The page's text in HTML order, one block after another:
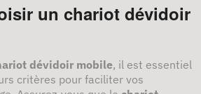
un chariot dévidoir
dévidoir mobile, il est essentiel
critères pour faciliter vos